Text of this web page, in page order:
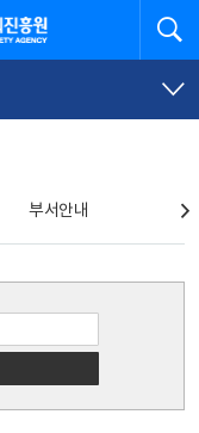
부서안내